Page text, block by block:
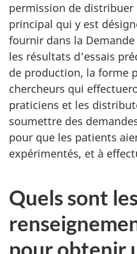
permission de
principal qui y est
fournir dans la
les résultats d'essais
de production, la forme
chercheurs qui
praticiens et les
soumettre des
pour que les patients
expérimentés, et à
Quels sont les
pour obtenir